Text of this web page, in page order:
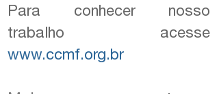
Para conhecer nosso
trabalho acesse
www.ccmf.org.br
Mais uma vez representamos